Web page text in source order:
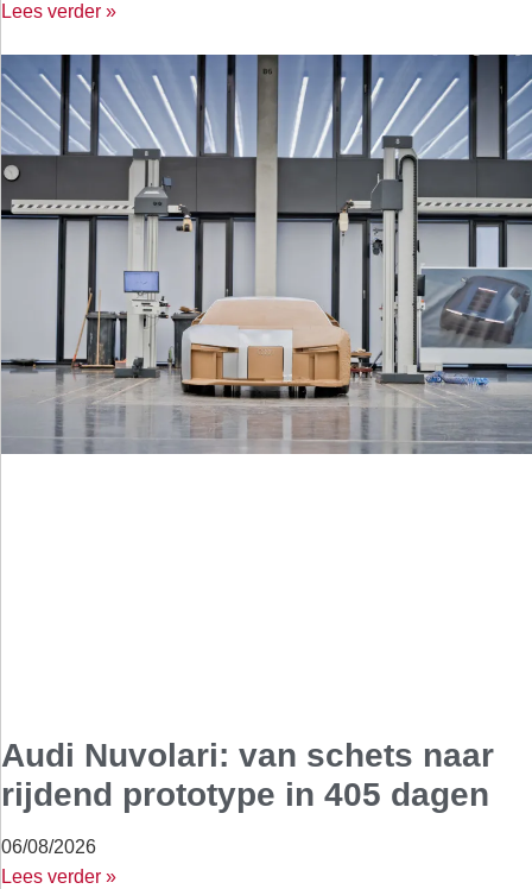
Lees verder »
Audi Nuvolari: van schets naar
rijdend prototype in 405 dagen
06/08/2026
Lees verder »